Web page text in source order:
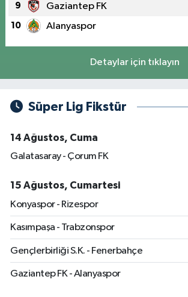
9 Gaziantep FK
10 Alanyaspor
Detaylar için tıklayın
Süper Lig Fikstür
14 Ağustos, Cuma
Galatasaray - Çorum FK
15 Ağustos, Cumartesi
Konyaspor - Rizespor
Kasımpaşa - Trabzonspor
Gençlerbirliği S.K. - Fenerbahçe
Gaziantep FK - Alanyaspor